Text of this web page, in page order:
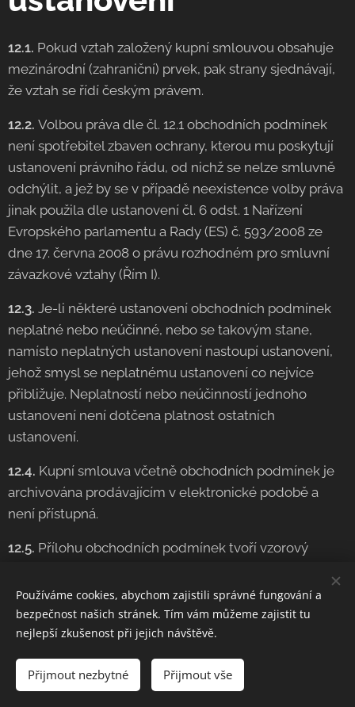
12.1. Pokud vztah založený kupní smlouvou obsahuje
mezinárodní (zahraniční) prvek, pak strany sjednávají,
že vztah se řídí českým právem.
12.2. Volbou práva dle čl. 12.1 obchodních podmínek
není spotřebitel zbaven ochrany, kterou mu poskytují
ustanovení právního řádu, od nichž se nelze smluvně
odchýlit, a jež by se v případě neexistence volby práva
jinak použila dle ustanovení čl. 6 odst. 1 Nařízení
Evropského parlamentu a Rady (ES) č. 593/2008 ze
dne 17. června 2008 o právu rozhodném pro smluvní
závazkové vztahy (Řím I).
12.3. Je-li některé ustanovení obchodních podmínek
neplatné nebo neúčinné, nebo se takovým stane,
namísto neplatných ustanovení nastoupí ustanovení,
jehož smysl se neplatnému ustanovení co nejvíce
přibližuje. Neplatností nebo neúčinností jednoho
ustanovení není dotčena platnost ostatních
ustanovení.
12.4. Kupní smlouva včetně obchodních podmínek je
archivována prodávajícím v elektronické podobě a
není přístupná.
12.5. Přílohu obchodních podmínek tvoří vzorový
12.6.Kontaktní údaje prodávajícího: adresa pro
doručování -
Mřenkova 640/72, 664 91 Ivančice
e-mail - info@crusaders.cz, telefon -608744826
Používáme cookies, abychom zajistili správné fungování a
bezpečnost našich stránek. Tím vám můžeme zajistit tu
nejlepší zkušenost při jejich návštěvě.
Přijmout nezbytné Přijmout vše